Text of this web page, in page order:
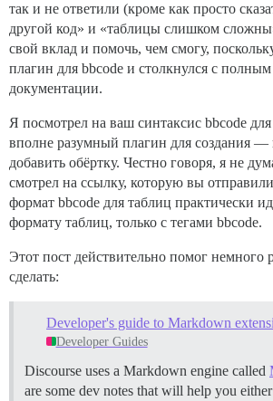
так и не ответили (кроме как просто
другой код» и «таблицы слишком
свой вклад и помочь, чем смогу,
плагин для bbcode и столкнулся с полным
документации.
Я посмотрел на ваш синтаксис bbcode для
вполне разумный плагин для создания
добавить обёртку. Честно говоря, я не
смотрел на ссылку, которую вы
формат bbcode для таблиц практически
формату таблиц, только с тегами bbcode.
Этот пост действительно помог немного
сделать:
Developer's guide to Markdown
Developer Guides
Discourse uses a Markdown engine called
are some dev notes that will help you